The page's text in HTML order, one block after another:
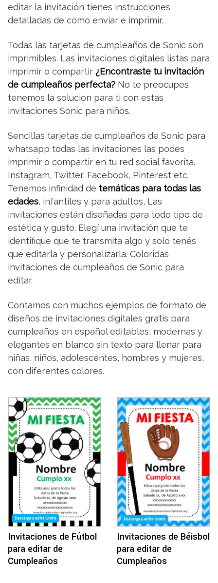
editar la invitación tienes instrucciones
detalladas de como enviar e imprimir.
Todas las tarjetas de cumpleaños de Sonic son
imprimibles. Las invitaciones digitales listas para
imprimir o compartir ¿Encontraste tu invitación
de cumpleaños perfecta? No te preocupes
tenemos la solucion para ti con estas
invitaciones Sonic para niños.
Sencillas tarjetas de cumpleaños de Sonic para
whatsapp todas las invitaciones las podes
imprimir o compartir en tu red social favorita.
Instagram, Twitter, Facebook, Pinterest etc.
Tenemos infinidad de temáticas para todas las
edades, infantiles y para adultos, Las
invitaciones están diseñadas para todo tipo de
estética y gusto. Elegí una invitación que te
identifique que te transmita algo y solo tenés
que editarla y personalizarla. Coloridas
invitaciones de cumpleaños de Sonic para
editar.
Contamos con muchos ejemplos de formato de
diseños de invitaciones digitales gratis para
cumpleaños en español editables, modernas y
elegantes en blanco sin texto para llenar para
niñas, niños, adolescentes, hombres y mujeres,
con diferentes colores.
Invitaciones de Fútbol
para editar de
Cumpleaños
Invitaciones de Béisbol
para editar de
Cumpleaños